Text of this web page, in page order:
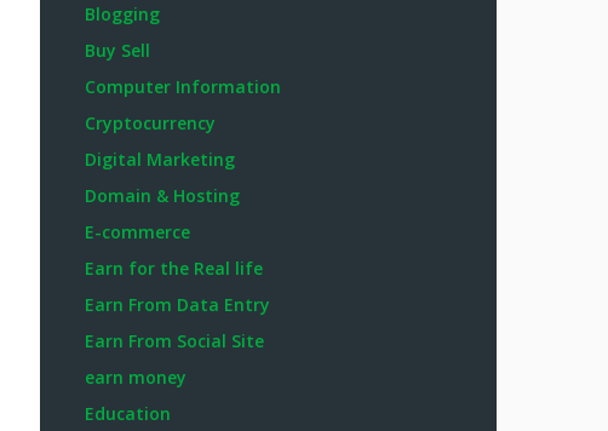
Blogging
Buy Sell
Computer Information
Cryptocurrency
Digital Marketing
Domain & Hosting
E-commerce
Earn for the Real life
Earn From Data Entry
Earn From Social Site
earn money
Education